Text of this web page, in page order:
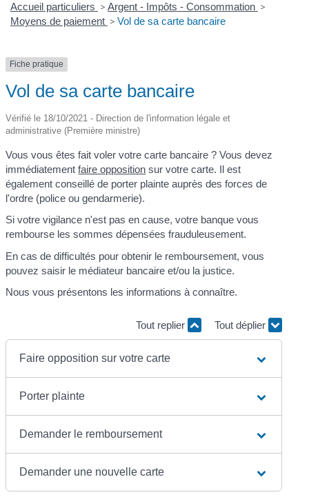
Accueil particuliers > Argent - Impôts - Consommation >
Moyens de paiement > Vol de sa carte bancaire
Fiche pratique
Vol de sa carte bancaire
Vérifié le 18/10/2021 - Direction de l'information légale et
administrative (Première ministre)
Vous vous êtes fait voler votre carte bancaire ? Vous devez
immédiatementfaire opposition sur votre carte. Il est
également conseillé de porter plainte auprès des forces de
l'ordre (police ou gendarmerie).
Si votre vigilance n'est pas en cause, votre banque vous
rembourse les sommes dépensées frauduleusement.
En cas de difficultés pour obtenir le remboursement, vous
pouvez saisir le médiateur bancaire et/ou la justice.
Nous vous présentons les informations à connaître.
Tout replier Tout déplier
Faire opposition sur votre carte
Porter plainte
Demander le remboursement
Demander une nouvelle carte